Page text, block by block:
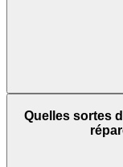
Quelles sortes